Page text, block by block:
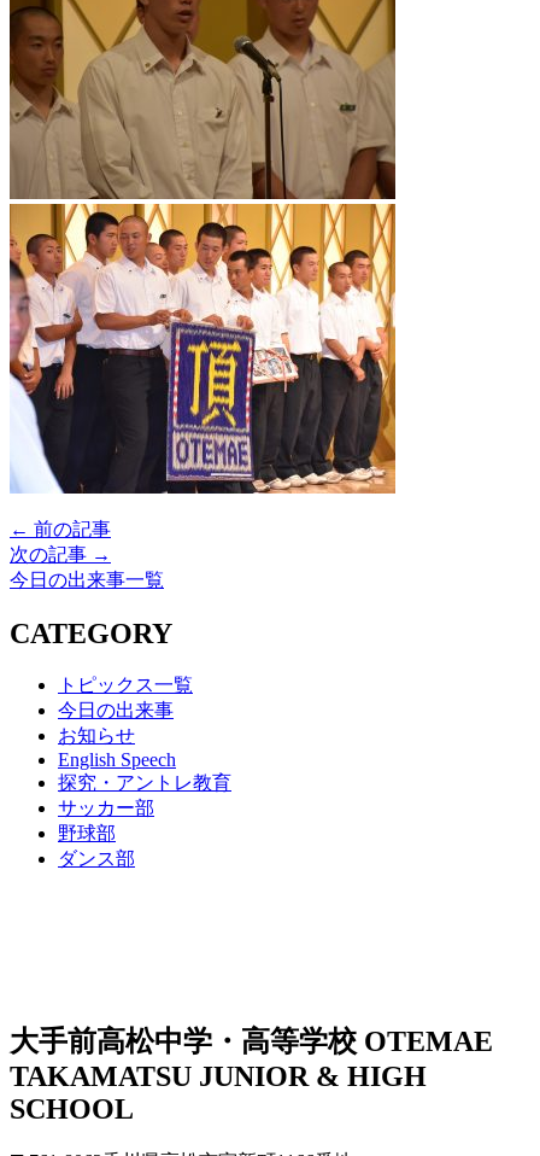
← 前の記事
次の記事 →
今日の出来事一覧
CATEGORY
トピックス一覧
今日の出来事
お知らせ
English Speech
探究・アントレ教育
サッカー部
野球部
ダンス部
大手前高松中学・高等学校 OTEMAE
TAKAMATSU JUNIOR & HIGH
SCHOOL